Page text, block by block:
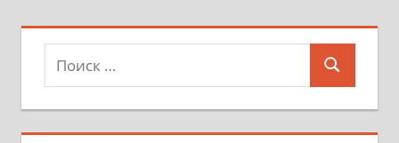
Поиск
для:
Поиск